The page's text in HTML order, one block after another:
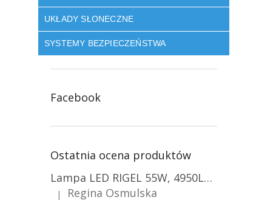
UKŁADY SŁONECZNE
SYSTEMY BEZPIECZEŃSTWA
Facebook
Ostatnia ocena produktów
Lampa LED RIGEL 55W, 4950LM, E27, 6500K [WL-10]
Ocena produktu to 5 na 5 gwiazdek.
|
Regina Osmulska